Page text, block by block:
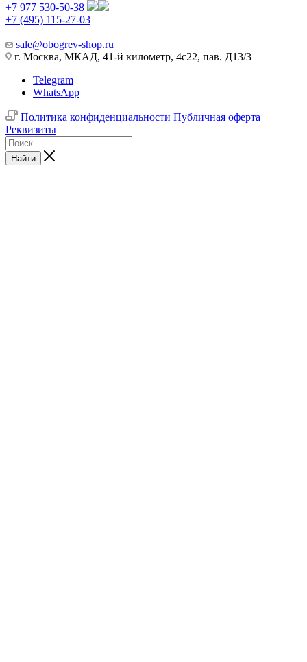
+7 977 530-50-38
+7 (495) 115-27-03
sale@obogrev-shop.ru
г. Москва, МКАД, 41-й километр, 4с22, пав. Д13/3
Telegram
WhatsApp
Политика конфиденциальности Публичная оферта
Реквизиты
Найти